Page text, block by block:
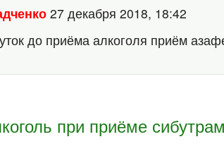
27 декабря 2018, 18:42
до приёма алкоголя приём
при приёме